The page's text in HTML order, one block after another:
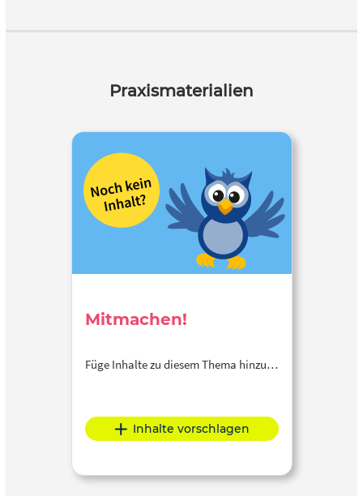
Praxismaterialien
Mitmachen!
Füge Inhalte zu diesem Thema hinzu…
Inhalte vorschlagen